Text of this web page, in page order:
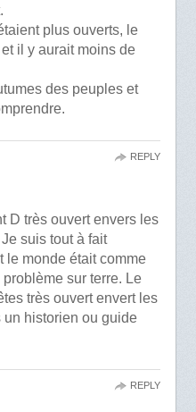
plus ouverts, le
il y aurait moins de
des peuples et
D très ouvert envers les
suis tout à fait
le monde était comme
sur terre. Le
très ouvert envert les
un historien ou guide
REPLY
REPLY